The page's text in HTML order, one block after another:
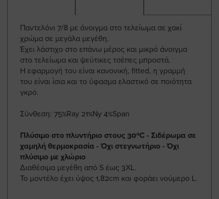
Παντελόνι 7/8 με άνοιγμα στο τελείωμα σε χακί
χρώμα σε μεγάλα μεγέθη.
Έχει λάστιχο στο επάνω μέρος και μικρό άνοιγμα
στο τελείωμα και ψεύτικες τσέπες μπροστά.
Η εφαρμογή του είναι κανονική, fitted, η γραμμή
του είναι ίσια και το ύφασμα ελαστικό σε ποιότητα
γκρό.
Σύνθεση: 75%Ray 21%Ny 4%Span
Πλύσιμο στο πλυντήριο στους 30ºC - Σιδέρωμα σε
χαμηλή θερμοκρασία - Όχι στεγνωτήριο - Όχι
πλύσιμο με χλώριο
Διαθέσιμα μεγέθη από S έως 3XL.
Το μοντέλο έχει ύψος 1,82cm και φοράει νούμερο L.